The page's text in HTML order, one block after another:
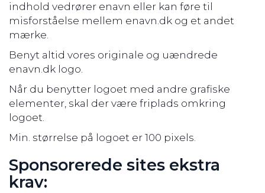
indhold vedrører enavn eller kan føre til
misforståelse mellem enavn.dk og et andet
mærke.
Benyt altid vores originale og uændrede
enavn.dk logo.
Når du benytter logoet med andre grafiske
elementer, skal der være friplads omkring
logoet.
Min. størrelse på logoet er 100 pixels.
Sponsorerede sites ekstra
krav: